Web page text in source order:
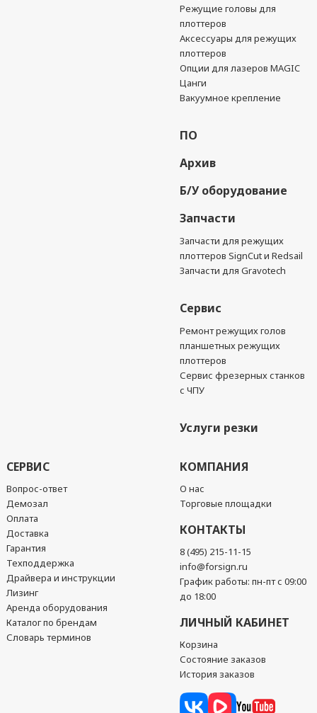
Режущие головы для
плоттеров
Аксессуары для режущих
плоттеров
Опции для лазеров MAGIC
Цанги
Вакуумное крепление
ПО
Архив
Б/У оборудование
Запчасти
Запчасти для режущих
плоттеров SignCut и Redsail
Запчасти для Gravotech
Сервис
Ремонт режущих голов
планшетных режущих
плоттеров
Сервис фрезерных станков
с ЧПУ
Услуги резки
СЕРВИС
Вопрос-ответ
Демозал
Оплата
Доставка
Гарантия
Техподдержка
Драйвера и инструкции
Лизинг
Аренда оборудования
Каталог по брендам
Словарь терминов
КОМПАНИЯ
О нас
Торговые площадки
КОНТАКТЫ
8 (495) 215-11-15
info@forsign.ru
График работы: пн-пт с 09:00
до 18:00
ЛИЧНЫЙ КАБИНЕТ
Корзина
Состояние заказов
История заказов